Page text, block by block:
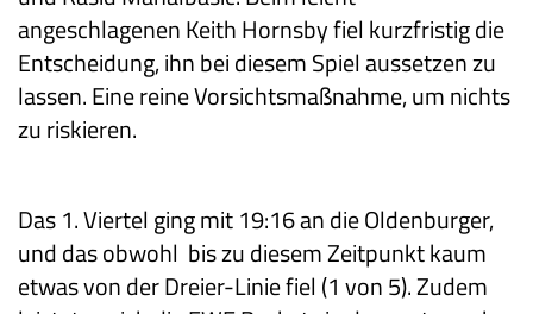
angeschlagenen Keith Hornsby fiel kurzfristig die
Entscheidung, ihn bei diesem Spiel aussetzen zu
lassen. Eine reine Vorsichtsmaßnahme, um nichts
zu riskieren.
Das 1. Viertel ging mit 19:16 an die Oldenburger,
und das obwohl bis zu diesem Zeitpunkt kaum
etwas von der Dreier-Linie fiel (1 von 5). Zudem